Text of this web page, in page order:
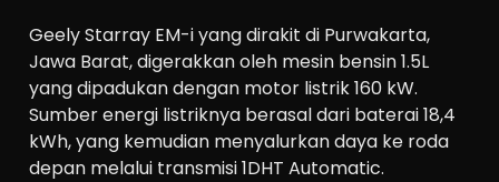
Geely Starray EM-i yang dirakit di Purwakarta,
Jawa Barat, digerakkan oleh mesin bensin 1.5L
yang dipadukan dengan motor listrik 160 kW.
Sumber energi listriknya berasal dari baterai 18,4
kWh, yang kemudian menyalurkan daya ke roda
depan melalui transmisi 1DHT Automatic.